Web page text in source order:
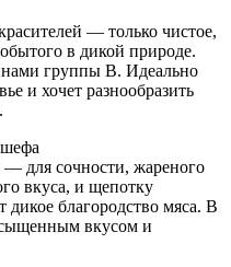
— только чистое,
в дикой природе.
группы B. Идеально
и хочет разнообразить
для сочности, жареного
вкуса, и щепотку
дикое благородство мяса. В
вкусом и